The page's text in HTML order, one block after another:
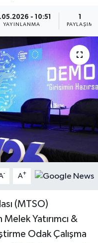
- 10:51
YAYINLANMA PAYLAŞIM
- A+
(MTSO)
Yatırımcı &
Odak Çalışma